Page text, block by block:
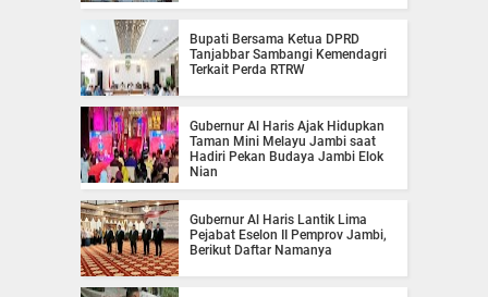
Bupati Bersama Ketua DPRD
Tanjabbar Sambangi Kemendagri
Terkait Perda RTRW
Gubernur Al Haris Ajak Hidupkan
Taman Mini Melayu Jambi saat
Hadiri Pekan Budaya Jambi Elok
Nian
Gubernur Al Haris Lantik Lima
Pejabat Eselon II Pemprov Jambi,
Berikut Daftar Namanya